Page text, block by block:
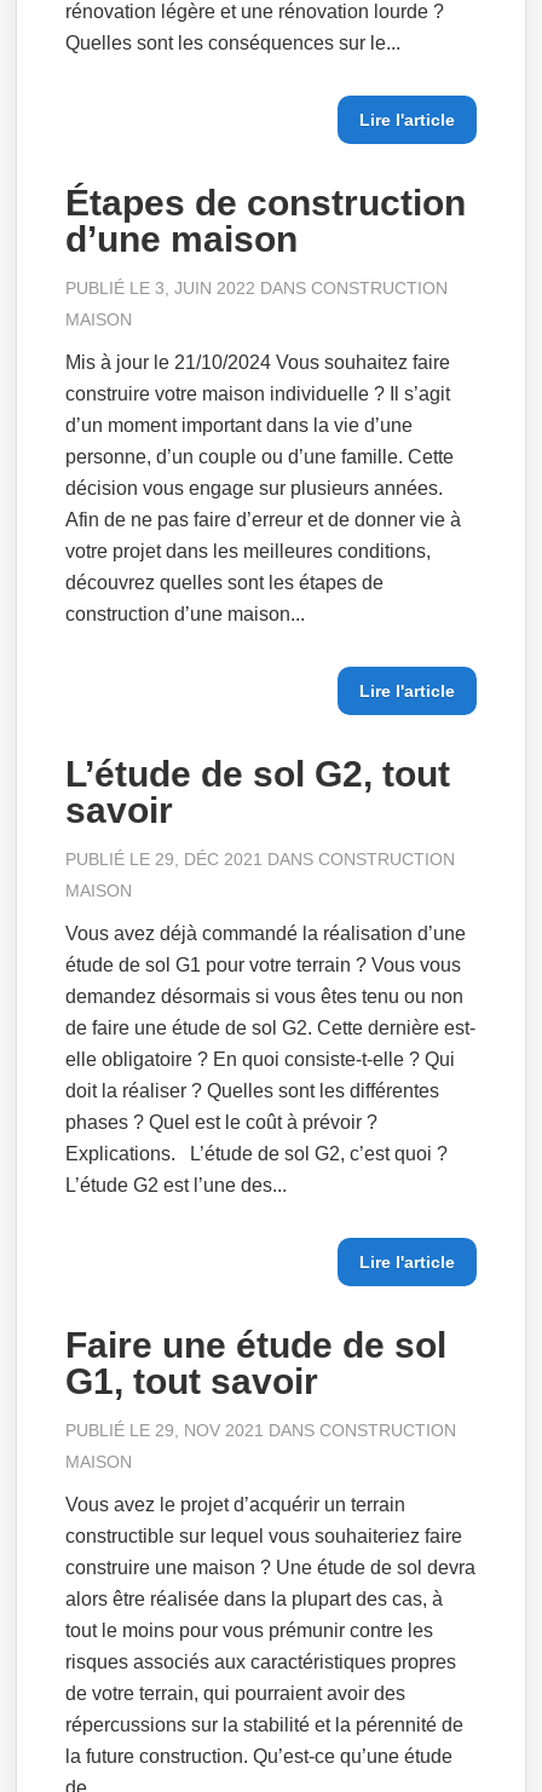
rénovation légère et une rénovation lourde ?
Quelles sont les conséquences sur le...
Lire l'article
Étapes de construction
d’une maison
PUBLIÉ LE 3, JUIN 2022 DANSCONSTRUCTION
MAISON
Mis à jour le 21/10/2024 Vous souhaitez faire
construire votre maison individuelle ? Il s’agit
d’un moment important dans la vie d’une
personne, d’un couple ou d’une famille. Cette
décision vous engage sur plusieurs années.
Afin de ne pas faire d’erreur et de donner vie à
votre projet dans les meilleures conditions,
découvrez quelles sont les étapes de
construction d’une maison...
Lire l'article
L’étude de sol G2, tout
savoir
PUBLIÉ LE 29, DÉC 2021 DANSCONSTRUCTION
MAISON
Vous avez déjà commandé la réalisation d’une
étude de sol G1 pour votre terrain ? Vous vous
demandez désormais si vous êtes tenu ou non
de faire une étude de sol G2. Cette dernière est-
elle obligatoire ? En quoi consiste-t-elle ? Qui
doit la réaliser ? Quelles sont les différentes
phases ? Quel est le coût à prévoir ?
Explications. L’étude de sol G2, c’est quoi ?
L’étude G2 est l’une des...
Lire l'article
Faire une étude de sol
G1, tout savoir
PUBLIÉ LE 29, NOV 2021 DANSCONSTRUCTION
MAISON
Vous avez le projet d’acquérir un terrain
constructible sur lequel vous souhaiteriez faire
construire une maison ? Une étude de sol devra
alors être réalisée dans la plupart des cas, à
tout le moins pour vous prémunir contre les
risques associés aux caractéristiques propres
de votre terrain, qui pourraient avoir des
répercussions sur la stabilité et la pérennité de
la future construction. Qu’est-ce qu’une étude
de...